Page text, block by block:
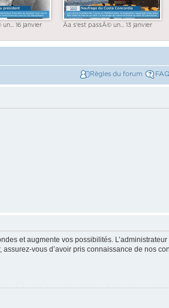
un... 16 janvier Ãa s'est passÃ© un... 13 janvier
Règles du forum FAQ
et augmente vos possibilités.
vous d’avoir pris connaissance de nos